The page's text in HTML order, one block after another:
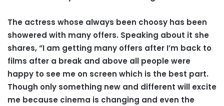
The actress whose always been choosy has been
showered with many offers. Speaking about it she
shares, “I am getting many offers after I’m back to
films after a break and above all people were
happy to see me on screen which is the best part.
Though only something new and different will excite
me because cinema is changing and even the